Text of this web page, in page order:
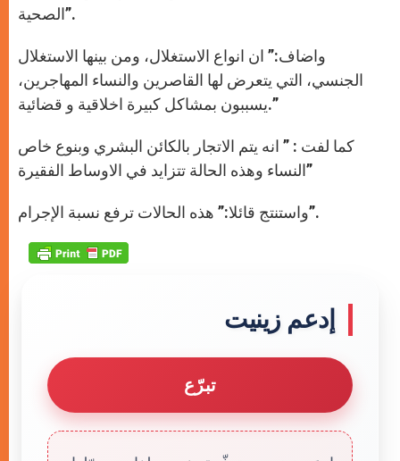
الصحية”.
واضاف:” ان انواع الاستغلال، ومن بينها الاستغلال
الجنسي، التي يتعرض لها القاصرين والنساء المهاجرين،
يسببون بمشاكل كبيرة اخلاقية و قضائية.”
كما لفت : ” انه يتم الاتجار بالكائن البشري وبنوع خاص
النساء وهذه الحالة تتزايد في الاوساط الفقيرة”
واستنتج قائلا:” هذه الحالات ترفع نسبة الإجرام”.
إدعم زينيت
تبرّع